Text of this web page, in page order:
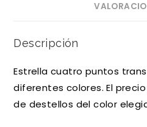
Descripción
Estrella cuatro puntos
diferentes colores. El
de destellos del color